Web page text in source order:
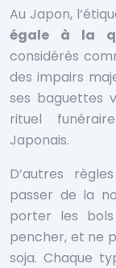
Au Japon,
égale à la
considérés
des impairs
ses baguettes
rituel
Japonais.
D’autres
passer de la
porter les
pencher, et ne
soja. Chaque